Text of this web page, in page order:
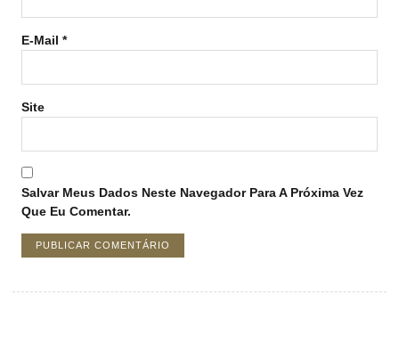
E-Mail *
Site
Salvar Meus Dados Neste Navegador Para A Próxima Vez
Que Eu Comentar.